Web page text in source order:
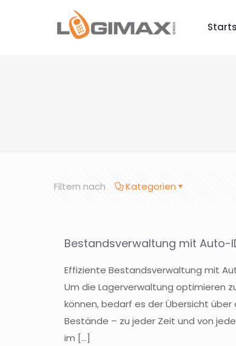
Filtern nach Kategorien
Bestandsverwaltung mit Auto-
Effiziente Bestandsverwaltung mit
Um die Lagerverwaltung optimieren
können, bedarf es der Übersicht über
Bestände – zu jeder Zeit und von
im […]